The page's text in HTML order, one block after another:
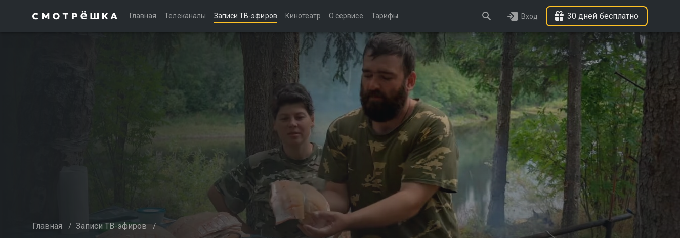
Главная Телеканалы Записи ТВ-эфиров Кинотеатр О сервисе Тарифы Вход 30 дней бесплатно
Главная / Записи ТВ-эфиров /